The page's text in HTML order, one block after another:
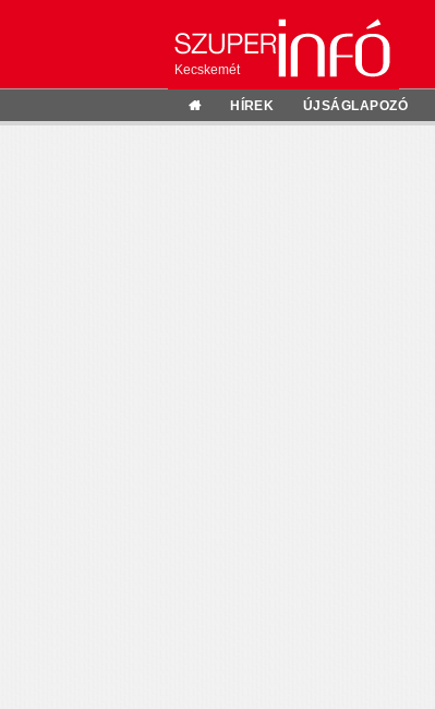
Kecskemét
HÍREK ÚJSÁGLAPOZÓ